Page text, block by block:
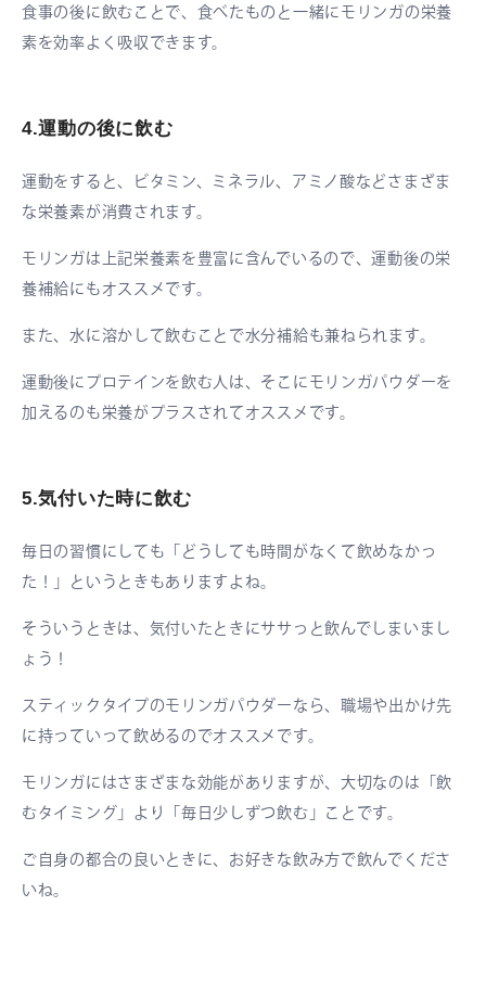
食事の後に飲むことで、食べたものと一緒にモリンガの栄養
素を効率よく吸収できます。
4.運動の後に飲む
運動をすると、ビタミン、ミネラル、アミノ酸などさまざま
な栄養素が消費されます。
モリンガは上記栄養素を豊富に含んでいるので、運動後の栄
養補給にもオススメです。
また、水に溶かして飲むことで水分補給も兼ねられます。
運動後にプロテインを飲む人は、そこにモリンガパウダーを
加えるのも栄養がプラスされてオススメです。
5.気付いた時に飲む
毎日の習慣にしても「どうしても時間がなくて飲めなかっ
た！」というときもありますよね。
そういうときは、気付いたときにササっと飲んでしまいまし
ょう！
スティックタイプのモリンガパウダーなら、職場や出かけ先
に持っていって飲めるのでオススメです。
モリンガにはさまざまな効能がありますが、大切なのは「飲
むタイミング」より「毎日少しずつ飲む」ことです。
ご自身の都合の良いときに、お好きな飲み方で飲んでくださ
いね。